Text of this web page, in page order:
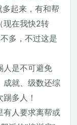
多起来，有和帮
现在我快2转
多，不过这是
人是不可避免
成就、级数还综
多人！
有人要求离帮或